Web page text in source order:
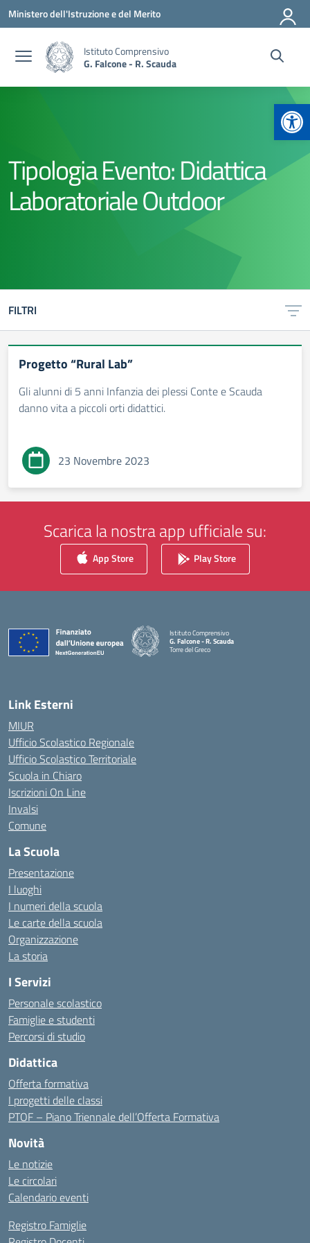
Vai ai contenuti
Vai al menu di navigazione
Vai al footer
Ministero dell'Istruzione e del Merito
Istituto Comprensivo
G. Falcone - R. Scauda
Tipologia Evento:Didattica
Laboratoriale Outdoor
FILTRI
Progetto “Rural Lab”
Gli alunni di 5 anni Infanzia dei plessi Conte e Scauda
danno vita a piccoli orti didattici.
23 Novembre 2023
Scarica la nostra app ufficiale su:
App Store Play Store
Istituto Comprensivo
G. Falcone - R. Scauda
Torre del Greco
Link Esterni
MIUR
Ufficio Scolastico Regionale
Ufficio Scolastico Territoriale
Scuola in Chiaro
Iscrizioni On Line
Invalsi
Comune
La Scuola
Presentazione
I luoghi
I numeri della scuola
Le carte della scuola
Organizzazione
La storia
I Servizi
Personale scolastico
Famiglie e studenti
Percorsi di studio
Didattica
Offerta formativa
I progetti delle classi
PTOF – Piano Triennale dell’Offerta Formativa
Novità
Le notizie
Le circolari
Calendario eventi
Registro Famiglie